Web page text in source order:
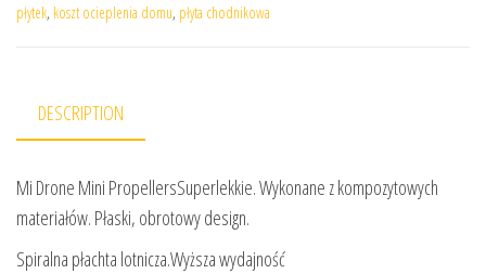
płytek, koszt ocieplenia domu, płyta chodnikowa
DESCRIPTION
Mi Drone Mini PropellersSuperlekkie. Wykonane z kompozytowych
materiałów. Płaski, obrotowy design.
Spiralna płachta lotnicza.Wyższa wydajność